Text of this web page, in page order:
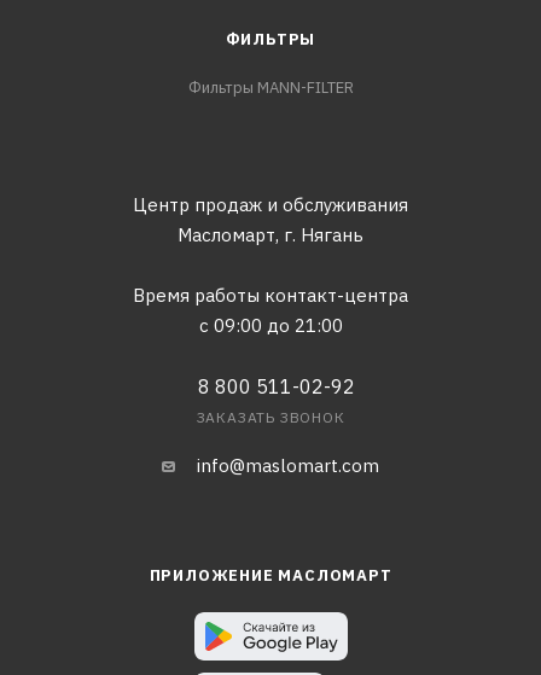
ФИЛЬТРЫ
Фильтры MANN-FILTER
Центр продаж и обслуживания
Масломарт, г. Нягань
Время работы контакт-центра
с 09:00 до 21:00
8 800 511-02-92
ЗАКАЗАТЬ ЗВОНОК
info@maslomart.com
ПРИЛОЖЕНИЕ МАСЛОМАРТ